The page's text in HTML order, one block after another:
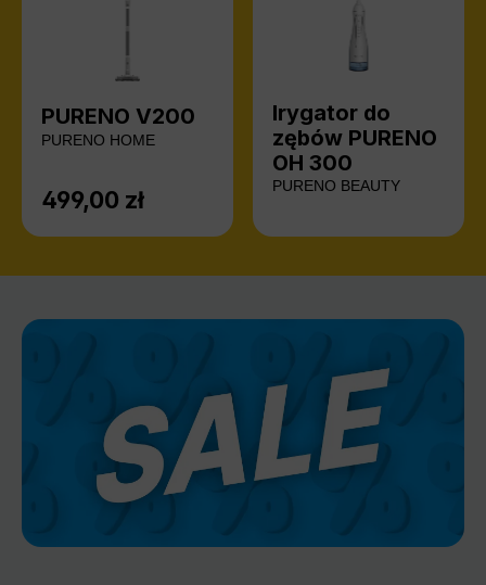
PURENO V200
PURENO HOME
Cena regularna:
499,00 zł
Irygator do
zębów PURENO
OH 300
PURENO BEAUTY